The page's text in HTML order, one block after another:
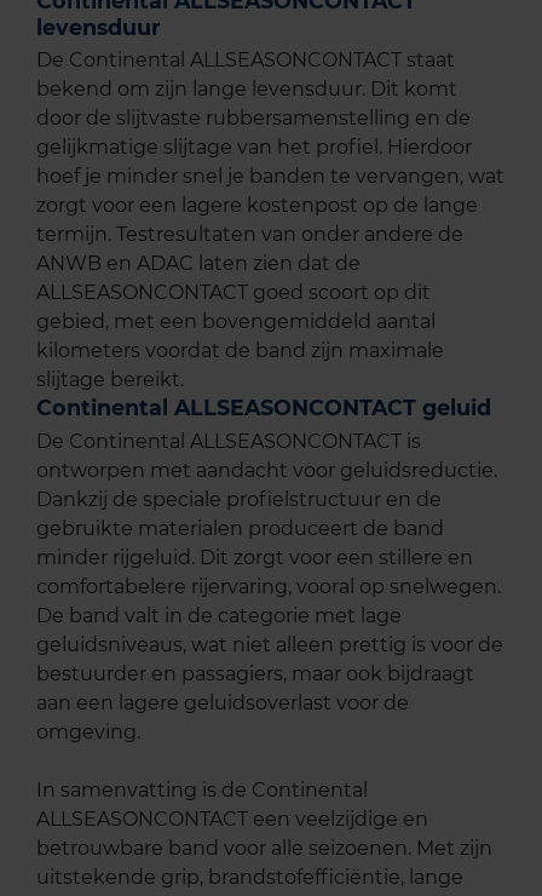
levensduur
De Continental ALLSEASONCONTACT staat
bekend om zijn lange levensduur. Dit komt
door de slijtvaste rubbersamenstelling en de
gelijkmatige slijtage van het profiel. Hierdoor
hoef je minder snel je banden te vervangen, wat
zorgt voor een lagere kostenpost op de lange
termijn. Testresultaten van onder andere de
ANWB en ADAC laten zien dat de
ALLSEASONCONTACT goed scoort op dit
gebied, met een bovengemiddeld aantal
kilometers voordat de band zijn maximale
slijtage bereikt.
Continental ALLSEASONCONTACT geluid
De Continental ALLSEASONCONTACT is
ontworpen met aandacht voor geluidsreductie.
Dankzij de speciale profielstructuur en de
gebruikte materialen produceert de band
minder rijgeluid. Dit zorgt voor een stillere en
comfortabelere rijervaring, vooral op snelwegen.
De band valt in de categorie met lage
geluidsniveaus, wat niet alleen prettig is voor de
bestuurder en passagiers, maar ook bijdraagt
aan een lagere geluidsoverlast voor de
omgeving.
In samenvatting is de Continental
ALLSEASONCONTACT een veelzijdige en
betrouwbare band voor alle seizoenen. Met zijn
uitstekende grip, brandstofefficiëntie, lange